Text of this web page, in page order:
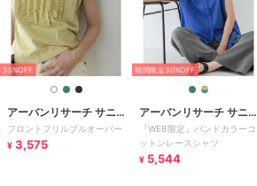
35%OFF
アーバンリサーチ サニー
レーベル
フロントフリルプルオーバー
¥ 3,575
期間限定30%OFF
アーバンリサーチ サニー
レーベル
『WEB限定』バンドカラーコ
ットンレースシャツ
¥ 5,544